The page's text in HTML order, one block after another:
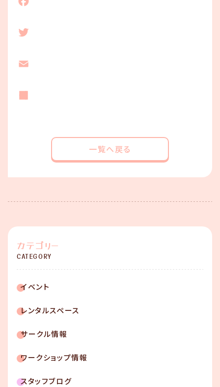
一覧へ戻る
カテゴリー
CATEGORY
イベント
レンタルスペース
サークル情報
ワークショップ情報
スタッフブログ